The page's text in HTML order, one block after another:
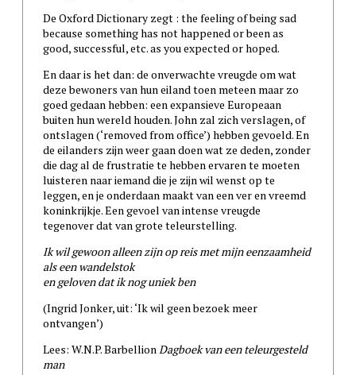
De Oxford Dictionary zegt : the feeling of being sad
because something has not happened or been as
good, successful, etc. as you expected or hoped.
En daar is het dan: de onverwachte vreugde om wat
deze bewoners van hun eiland toen meteen maar zo
goed gedaan hebben: een expansieve Europeaan
buiten hun wereld houden. John zal zich verslagen, of
ontslagen (‘removed from office’) hebben gevoeld. En
de eilanders zijn weer gaan doen wat ze deden, zonder
die dag al de frustratie te hebben ervaren te moeten
luisteren naar iemand die je zijn wil wenst op te
leggen, en je onderdaan maakt van een ver en vreemd
koninkrijkje. Een gevoel van intense vreugde
tegenover dat van grote teleurstelling.
Ik wil gewoon alleen zijn op reis met mijn eenzaamheid
als een wandelstok
en geloven dat ik nog uniek ben
(Ingrid Jonker, uit: ‘Ik wil geen bezoek meer
ontvangen’)
Lees: W.N.P. BarbellionDagboek van een teleurgesteld
man